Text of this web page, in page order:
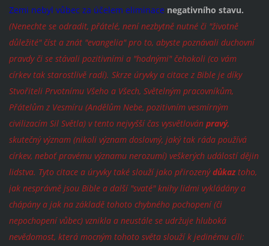
Zemi nebyl vůbec za účelem eliminace negativního stavu.
(Nenechte se odradit, přátelé, není nezbytně nutné či "životně
důležité" číst a znát "evangelia" pro to, abyste poznávali duchovní
pravdy či se stávali pozitivními a "hodnými" čehokoli (co vám
církev tak starostlivě radí). Skrze úryvky a citace z Bible je díky
Stvořiteli Prvotnímu Všeho a Všech, Světelným pracovníkům,
Přátelům z Vesmíru (Andělům Nebe, pozitivním vesmírným
civilizacím Sil Světla) v tento nejvyšší čas vysvětlován pravý,
skutečný význam (nikoli význam doslovný, jaký tak ráda používá
církev, neboť pravému významu nerozumí) veškerých událostí dějin
lidstva. Tyto citace a úryvky také slouží jako přirozenýdůkaztoho,
jak nesprávně jsou Bible a další "svaté" knihy lidmi vykládány a
chápány a jak na základě tohoto chybného pochopení (či
nepochopení vůbec) vznikla a neustále se udržuje hluboká
nevědomost, která mocným tohoto světa slouží k jedinému cíli: